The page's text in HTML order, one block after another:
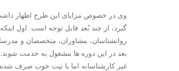
وی در خصوص مزایای این طرح اظهار
گیرد، از چند بُعد قابل توجه است. اول
بعد در این دوره ها مشغول به خدمت
غیر کارشناسانه اما با نیت خوب صرف